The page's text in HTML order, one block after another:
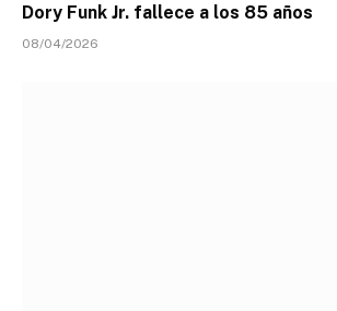
Dory Funk Jr. fallece a los 85 años
08/04/2026